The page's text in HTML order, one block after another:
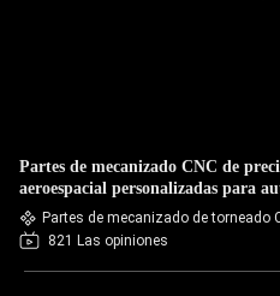
Partes de mecanizado CNC de
aeroespacial personalizadas para
Partes de mecanizado de torneado
821 Las opiniones